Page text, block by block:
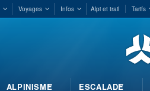
Voyages Infos Alpi et trail Tarifs
ALPINISME ESCALADE